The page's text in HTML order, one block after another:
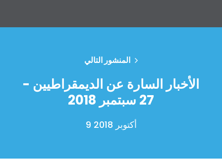
الصفحة الرئيسية
Shop
Take Back the Courts
العمل معنا
الصحافة
الإجراء
المنشور التالي
الأخبار السارة عن الديمقراطيين -
27 سبتمبر 2018
9 أكتوبر 2018